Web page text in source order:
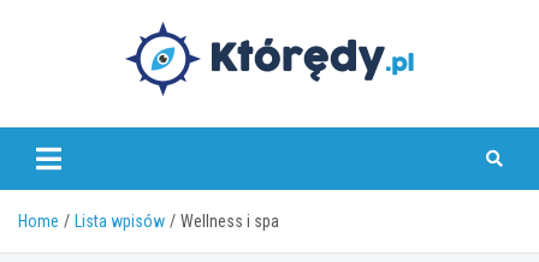
www.ktoredy.pl
Home Lista wpisów Wellness i spa